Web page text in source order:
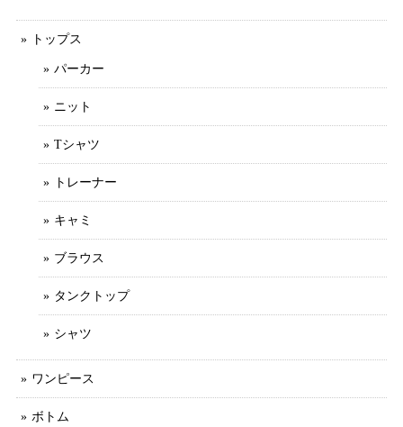
トップス
パーカー
ニット
Tシャツ
トレーナー
キャミ
ブラウス
タンクトップ
シャツ
ワンピース
ボトム